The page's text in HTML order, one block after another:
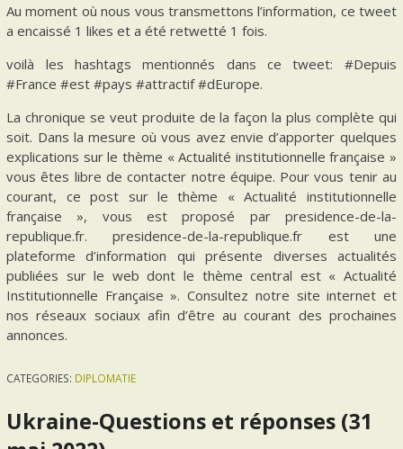
Au moment où nous vous transmettons l’information, ce tweet
a encaissé 1 likes et a été retwetté 1 fois.
voilà les hashtags mentionnés dans ce tweet: #Depuis
#France #est #pays #attractif #dEurope.
La chronique se veut produite de la façon la plus complète qui
soit. Dans la mesure où vous avez envie d’apporter quelques
explications sur le thème « Actualité institutionnelle française »
vous êtes libre de contacter notre équipe. Pour vous tenir au
courant, ce post sur le thème « Actualité institutionnelle
française », vous est proposé par presidence-de-la-
republique.fr. presidence-de-la-republique.fr est une
plateforme d’information qui présente diverses actualités
publiées sur le web dont le thème central est « Actualité
Institutionnelle Française ». Consultez notre site internet et
nos réseaux sociaux afin d’être au courant des prochaines
annonces.
CATEGORIES: DIPLOMATIE
Ukraine-Questions et réponses (31